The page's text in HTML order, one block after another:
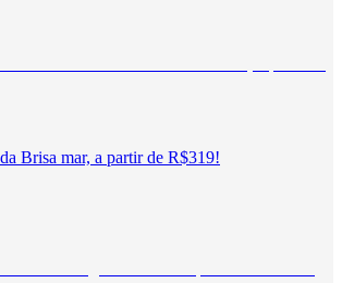
Brisa mar, a partir de R$319!